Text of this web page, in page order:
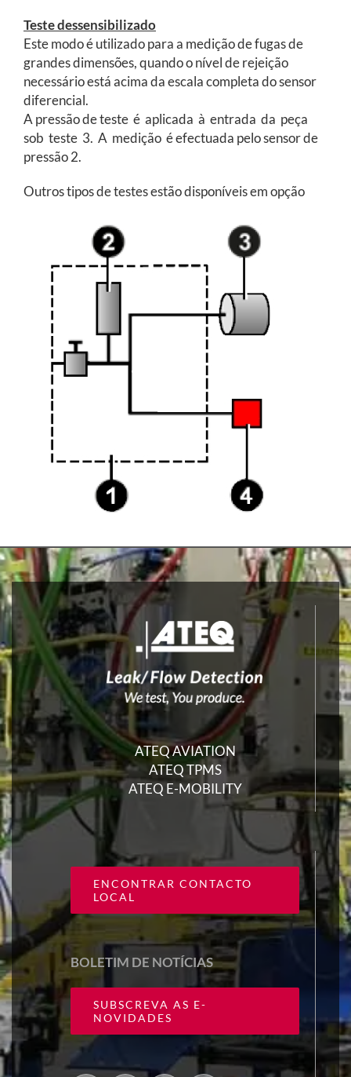
Teste dessensibilizado
Este modo é utilizado para a medição de fugas de
grandes dimensões, quando o nível de rejeição
necessário está acima da escala completa do sensor
diferencial.
A pressão de teste é aplicada à entrada da peça
sob teste 3. A medição é efectuada pelo sensor de
pressão 2.
Outros tipos de testes estão disponíveis em opção
ATEQ AVIATION
ATEQ TPMS
ATEQ E-MOBILITY
ENCONTRAR CONTACTO
LOCAL
BOLETIM DE NOTÍCIAS
SUBSCREVA AS E-
NOVIDADES